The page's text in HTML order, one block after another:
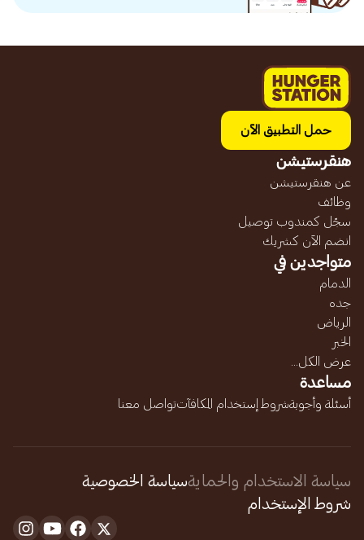
حمل التطبيق الآن
هنقرستيشن
عن هنقرستيشن
وظائف
سجّل كمندوب توصيل
انضم الآن كشريك
متواجدين في
الدمام
جده
الرياض
الخبر
عرض الكل...
مساعدة
أسئلة وأجوبةشروط إستخدام المكافآتتواصل معنا
سياسة الاستخدام والحمايةسياسة الخصوصية
شروط الإستخدام